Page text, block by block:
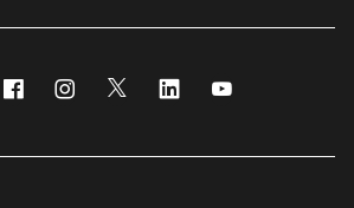
Facebook
Ouvre une nouvelle fenêtre
Instagram
Ouvre une nouvelle fenêtre
Twitter
Ouvre une nouvelle fenêtre
Linkedin
Ouvre une nouvelle
Ouvre une